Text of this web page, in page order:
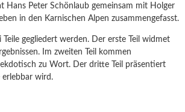
Hans Peter Schönlaub gemeinsam mit Holger
in den Karnischen Alpen zusammengefasst.
gegliedert werden. Der erste Teil widmet
Im zweiten Teil kommen
zu Wort. Der dritte Teil präsentiert
erlebbar wird.